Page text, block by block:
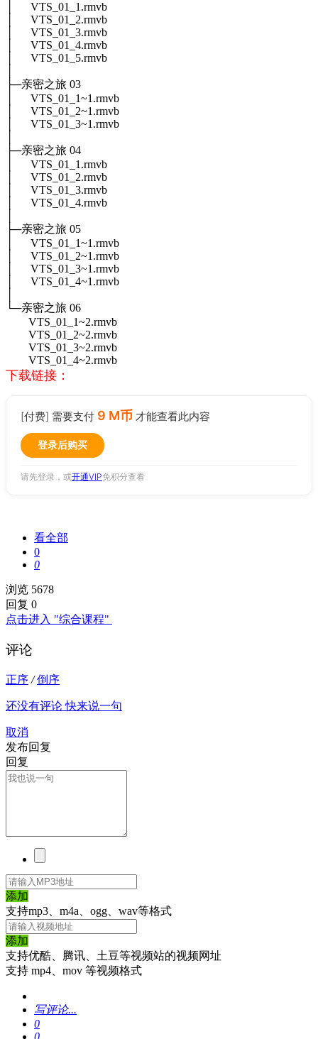
│ VTS_01_1.rmvb
│ VTS_01_2.rmvb
│ VTS_01_3.rmvb
│ VTS_01_4.rmvb
│ VTS_01_5.rmvb
├─亲密之旅 03
│ VTS_01_1~1.rmvb
│ VTS_01_2~1.rmvb
│ VTS_01_3~1.rmvb
├─亲密之旅 04
│ VTS_01_1.rmvb
│ VTS_01_2.rmvb
│ VTS_01_3.rmvb
│ VTS_01_4.rmvb
├─亲密之旅 05
│ VTS_01_1~1.rmvb
│ VTS_01_2~1.rmvb
│ VTS_01_3~1.rmvb
│ VTS_01_4~1.rmvb
└─亲密之旅 06
VTS_01_1~2.rmvb
VTS_01_2~2.rmvb
VTS_01_3~2.rmvb
VTS_01_4~2.rmvb
下载链接：
[付费] 需要支付 9 M币 才能查看此内容
登录后购买
请先登录，或开通VIP免积分查看
看全部
0
0
浏览 5678
回复 0
点击进入 "综合课程"
评论
正序 / 倒序
还没有评论 快来说一句
取消
发布回复
回复
添加
支持mp3、m4a、ogg、wav等格式
添加
支持优酷、腾讯、土豆等视频站的视频网址
支持 mp4、mov 等视频格式
写评论...
0
0